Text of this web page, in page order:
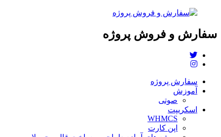
سفارش و فروش پروژه
سفارش پروژه
آموزش
صوتی
اسکریپت
WHMCS
اپن کارت